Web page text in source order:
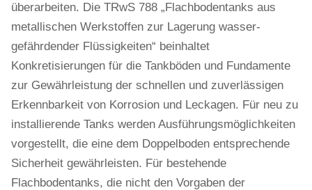
überarbeiten. Die TRwS 788 „Flachbodentanks aus
metallischen Werkstoffen zur Lagerung wasser­
gefährdender Flüssigkeiten“ beinhaltet
Konkretisierungen für die Tankböden und Fundamente
zur Gewährleistung der schnellen und zuverlässigen
Erkennbarkeit von Korrosion und Leckagen. Für neu zu
in­stallierende Tanks werden Ausführungs­möglichkeiten
vorgestellt, die eine dem Doppelboden entsprechende
Sicherheit gewährleisten. Für bestehende
Flachbodentanks, die nicht den Vorgaben der